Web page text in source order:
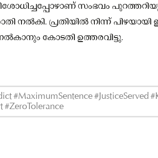
സംഭവം
നൽകി. പ്രതിയിൽ നിന്ന്
നൽകാനും കോടതി ഉത്തരവിട്ടു.
#MaximumSentence #JusticeServed
#ZeroTolerance